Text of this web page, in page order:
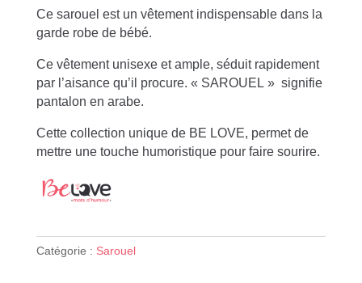
Ce sarouel est un vêtement indispensable dans la
garde robe de bébé.
Ce vêtement unisexe et ample, séduit rapidement
par l’aisance qu’il procure. « SAROUEL » signifie
pantalon en arabe.
Cette collection unique de BE LOVE, permet de
mettre une touche humoristique pour faire sourire.
Catégorie : Sarouel